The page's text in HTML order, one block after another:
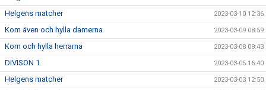
Helgens matcher 2023-03-10 12:36
Kom även och hylla damerna 2023-03-09 08:59
Kom och hylla herrarna 2023-03-08 08:43
DIVISON 1 2023-03-05 16:40
Helgens matcher 2023-03-03 12:50